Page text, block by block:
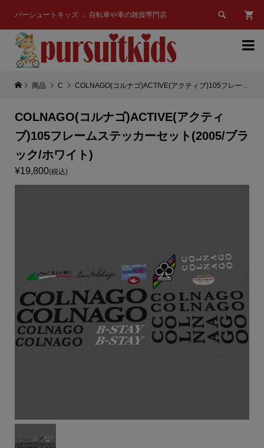
パーシュートキッズ ： 自転車や車の雑貨専門店 

商品 C COLNAGO(コルナゴ)ACTIVE(アクティブ)105フレームステッカーセット(2005/ブラック/ホワイト)
COLNAGO(コルナゴ)ACTIVE(アクティ
ブ)105フレームステッカーセット(2005/ブラ
ック/ホワイト)
¥19,800(税込)